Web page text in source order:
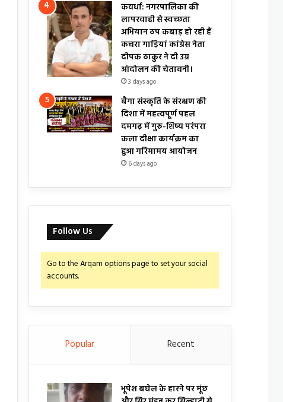
कवर्धा: नगरपालिका की
लापरवाही से स्वच्छता
अभियान ठप कबाड़ हो रही हैं
कचरा गाड़ियां कांग्रेस नेता
दीपक ठाकुर ने दी उग्र
आंदोलन की चेतावनी।
3 days ago
बैगा संस्कृति के संरक्षण की
दिशा में महत्वपूर्ण पहल
दमगढ़ में गुरु-शिष्य परंपरा
कला दीक्षा कार्यक्रम का
हुआ गरिमामय आयोजन
6 days ago
Follow Us
Go to the Arqam options page to set your social
accounts.
Popular Recent
भूपेश बघेल के हारने पर मूंछ